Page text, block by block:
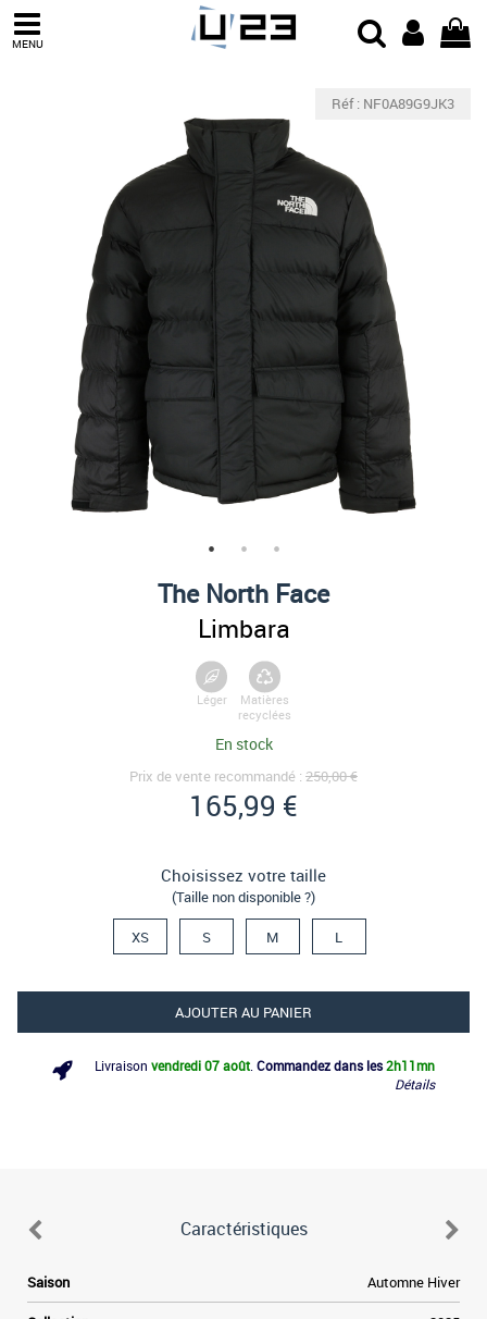
MENU
Réf : NF0A89G9JK3
The North Face
Limbara
Léger
Matières
recyclées
En stock
Prix de vente recommandé : 250,00 €
165,99 €
Choisissez votre taille
(Taille non disponible ?)
XS S M L
AJOUTER AU PANIER
Livraison vendredi 07 août Commandez dans les2h11mn
Détails
Caractéristiques
Saison Automne Hiver